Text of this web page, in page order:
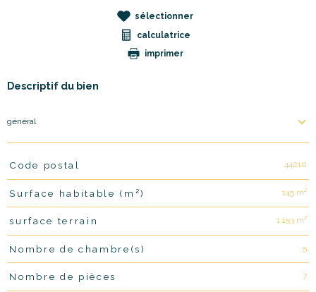
sélectionner
calculatrice
imprimer
Descriptif du bien
général
TRAD_PAMPERO_Caracteristique
Code postal 44210
Surface habitable (m²) 145 m²
surface terrain 1 153 m²
Nombre de chambre(s) 5
Nombre de pièces 7